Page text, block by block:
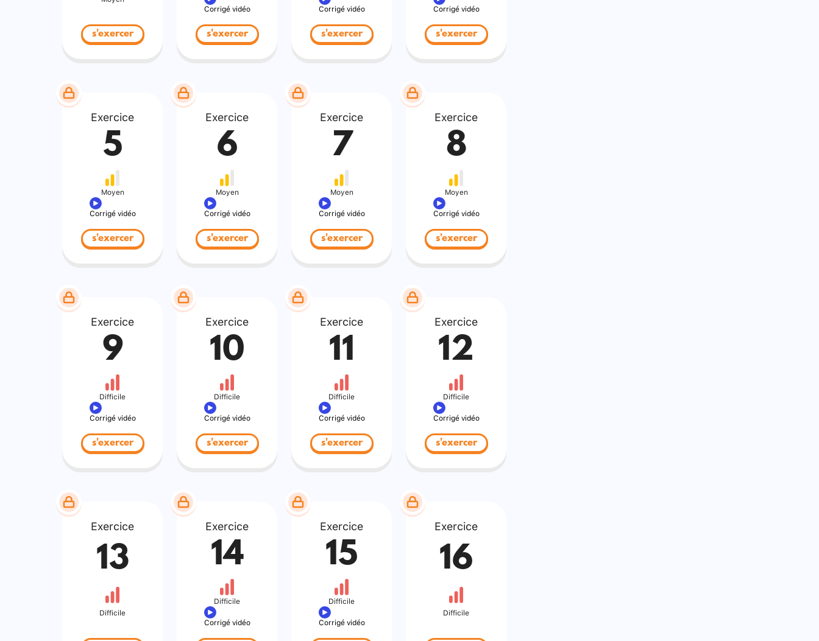
s'exercer
Corrigé vidéo
s'exercer
Corrigé vidéo
s'exercer
Corrigé vidéo
s'exercer
Exercice
5
Moyen
Corrigé vidéo
s'exercer
Exercice
6
Moyen
Corrigé vidéo
s'exercer
Exercice
7
Moyen
Corrigé vidéo
s'exercer
Exercice
8
Moyen
Corrigé vidéo
s'exercer
Exercice
9
Difficile
Corrigé vidéo
s'exercer
Exercice
10
Difficile
Corrigé vidéo
s'exercer
Exercice
11
Difficile
Corrigé vidéo
s'exercer
Exercice
12
Difficile
Corrigé vidéo
s'exercer
Exercice
13
Difficile
Exercice
14
Difficile
Corrigé vidéo
Exercice
15
Difficile
Corrigé vidéo
Exercice
16
Difficile